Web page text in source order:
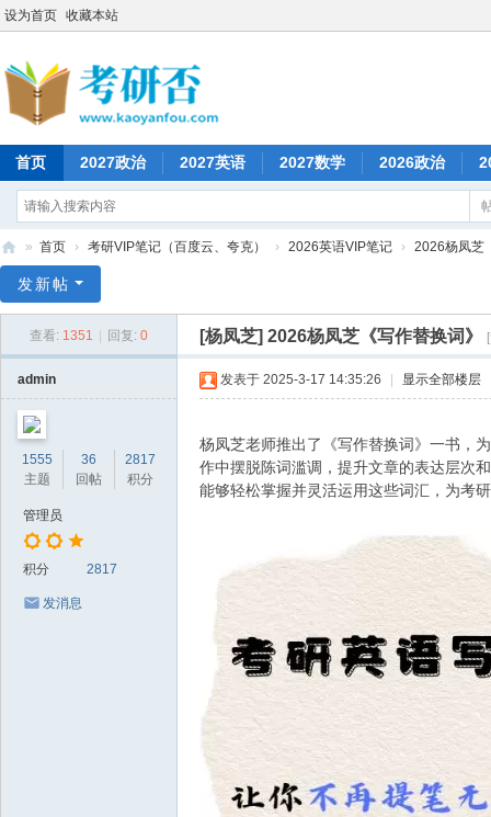
设为首页 收藏本站
首页 2027政治 2027英语 2027数学 2026政治
研
» 首页 › 考研VIP笔记（百度云、夸克） › 2026英语VIP笔记 › 2026杨凤芝
发新帖
查看: 1351 回复: 0 [杨凤芝] 2026杨凤芝《写作替换词》
admin
1555
主题
36
回帖
2817
积分
管理员
积分 2817
发消息
发表于 2025-3-17 14:35:26 显示全部楼层
杨凤芝老师推出了《写作替换词》一书，
作中摆脱陈词滥调，提升文章的表达层次
能够轻松掌握并灵活运用这些词汇，为考